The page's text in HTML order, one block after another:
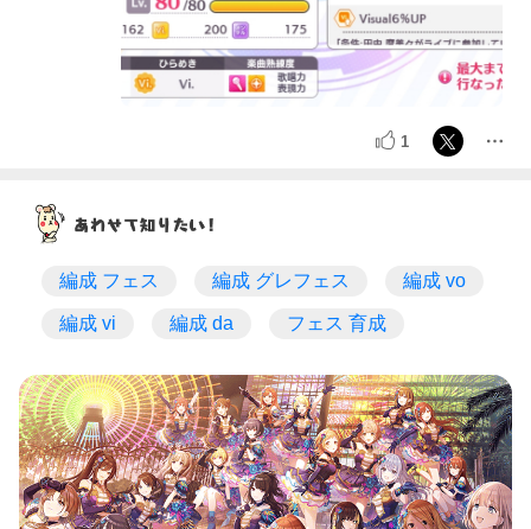
1
編成 フェス 編成 グレフェス 編成 vo
編成 vi 編成 da フェス 育成